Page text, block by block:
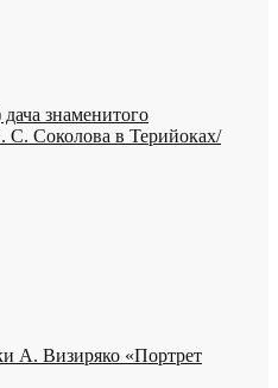
знаменитого
С. Соколова в Терийоках/
А. Визиряко «Портрет